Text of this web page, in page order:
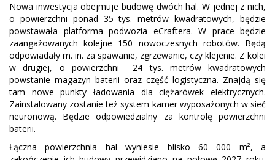
Nowa inwestycja obejmuje budowę dwóch hal. W jednej z nich,
o powierzchni ponad 35 tys. metrów kwadratowych, będzie
powstawała platforma podwozia eCraftera. W prace będzie
zaangażowanych kolejne 150 nowoczesnych robotów. Będą
odpowiadały m. in. za spawanie, zgrzewanie, czy klejenie. Z kolei
w drugiej, o powierzchni 24 tys. metrów kwadratowych
powstanie magazyn baterii oraz część logistyczna. Znajdą się
tam nowe punkty ładowania dla ciężarówek elektrycznych.
Zainstalowany zostanie też system kamer wyposażonych w sieć
neuronową. Będzie odpowiedzialny za kontrolę powierzchni
baterii.
Łączna powierzchnia hal wyniesie blisko 60 000 m², a